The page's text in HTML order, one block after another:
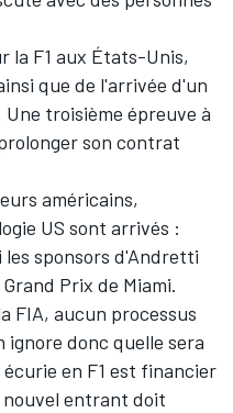
F1 aux États-Unis,
que de l'arrivée d'un
troisième épreuve à
son contrat
américains,
US sont arrivés :
sponsors d'Andretti
Prix de Miami.
FIA, aucun processus
donc quelle sera
en F1 est financier
nouvel entrant doit